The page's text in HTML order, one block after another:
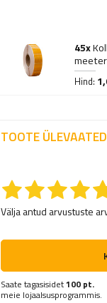
45x
meeter
Hind:
TOOTE ÜLEVAATED
Välja antud arvustuste
Saate tagasisidet100 pt.
meie lojaalsusprogrammis.